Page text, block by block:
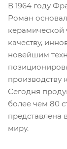
В 1964 году
Роман
керамической
качеству,
новейшим
производству
Сегодня
более чем 80
представлена
миру.